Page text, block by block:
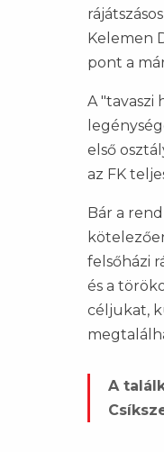
Kelemen
pont a
A "tavaszi
első
az FK
Bár a
felsőházi
és a
céljukat,
A